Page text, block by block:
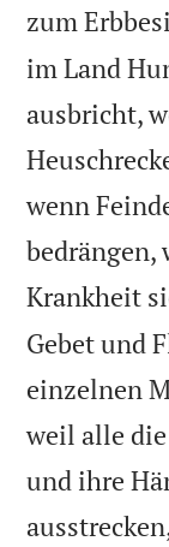
zum
im Land
ausbricht,
wenn
bedrängen,
Krankheit
Gebet und
einzelnen
weil alle
und ihre